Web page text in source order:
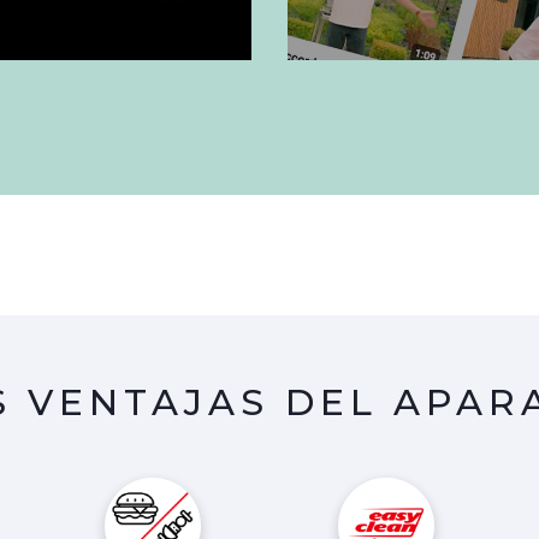
VENTAJAS DEL